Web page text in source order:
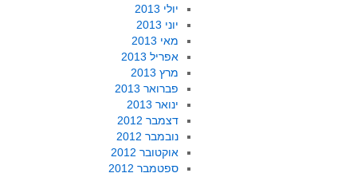
יולי 2013
יוני 2013
מאי 2013
אפריל 2013
מרץ 2013
פברואר 2013
ינואר 2013
דצמבר 2012
נובמבר 2012
אוקטובר 2012
ספטמבר 2012